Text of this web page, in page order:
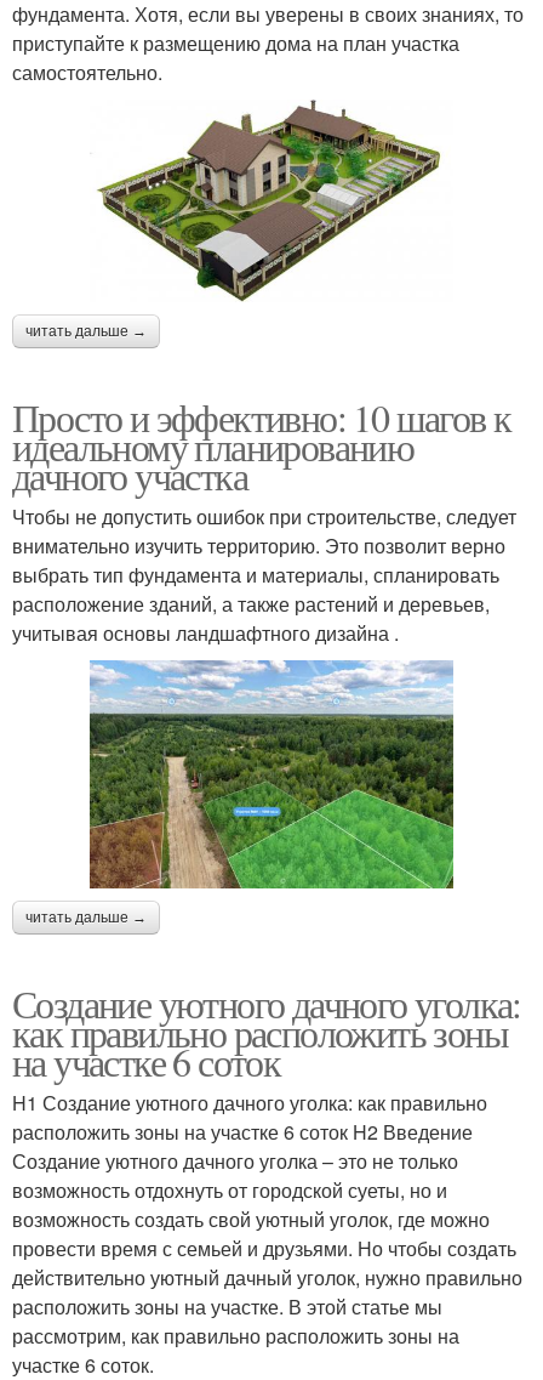
фундамента. Хотя, если вы уверены в своих знаниях, то
приступайте к размещению дома на план участка
самостоятельно.
читать дальше →
Просто и эффективно: 10 шагов к
идеальному планированию
дачного участка
Чтобы не допустить ошибок при строительстве, следует
внимательно изучить территорию. Это позволит верно
выбрать тип фундамента и материалы, спланировать
расположение зданий, а также растений и деревьев,
учитывая основы ландшафтного дизайна .
читать дальше →
Создание уютного дачного уголка:
как правильно расположить зоны
на участке 6 соток
H1 Создание уютного дачного уголка: как правильно
расположить зоны на участке 6 соток H2 Введение
Создание уютного дачного уголка – это не только
возможность отдохнуть от городской суеты, но и
возможность создать свой уютный уголок, где можно
провести время с семьей и друзьями. Но чтобы создать
действительно уютный дачный уголок, нужно правильно
расположить зоны на участке. В этой статье мы
рассмотрим, как правильно расположить зоны на
участке 6 соток.